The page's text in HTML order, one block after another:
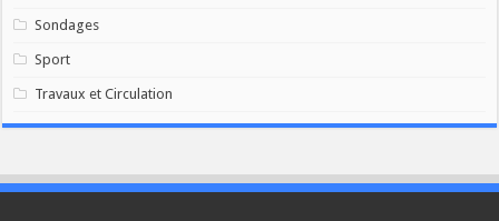
Sondages
Sport
Travaux et Circulation